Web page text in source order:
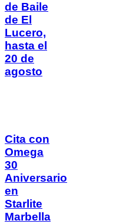
de Baile
de El
Lucero,
hasta el
20 de
agosto
Cita con
Omega
30
Aniversario
en
Starlite
Marbella